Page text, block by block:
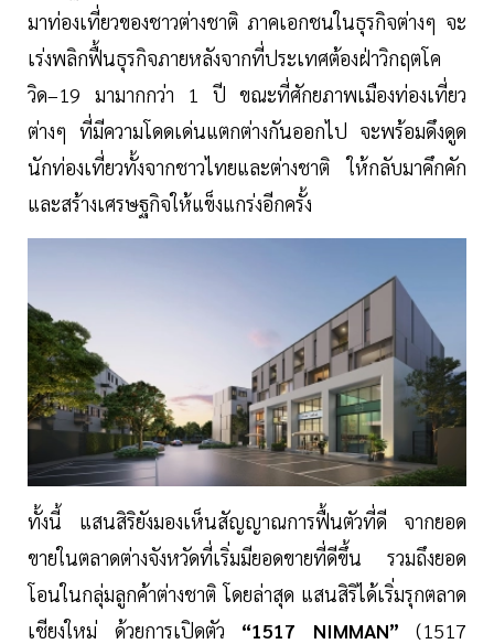
มาท่องเที่ยวของชาวต่างชาติ ภาคเอกชนในธุรกิจต่างๆ จะ
เร่งพลิกฟื้นธุรกิจภายหลังจากที่ประเทศต้องฝ่าวิกฤตโค
วิด–19 มามากกว่า 1 ปี ขณะที่ศักยภาพเมืองท่องเที่ยว
ต่างๆ ที่มีความโดดเด่นแตกต่างกันออกไป จะพร้อมดึงดูด
นักท่องเที่ยวทั้งจากชาวไทยและต่างชาติ ให้กลับมาคึกคัก
และสร้างเศรษฐกิจให้แข็งแกร่งอีกครั้ง
ทั้งนี้ แสนสิริยังมองเห็นสัญญาณการฟื้นตัวที่ดี จากยอด
ขายในตลาดต่างจังหวัดที่เริ่มมียอดขายที่ดีขึ้น รวมถึงยอด
โอนในกลุ่มลูกค้าต่างชาติ โดยล่าสุด แสนสิริได้เริ่มรุกตลาด
เชียงใหม่ ด้วยการเปิดตัว “1517 NIMMAN” (1517